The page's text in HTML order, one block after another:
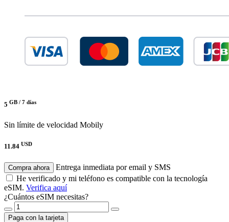
5 GB / 7 días
Sin límite de velocidad Mobily
11.84 USD
Compra ahora
Entrega inmediata por email y SMS
He verificado y mi teléfono es compatible con la tecnología
eSIM. Verifica aquí
¿Cuántos eSIM necesitas?
Paga con la tarjeta